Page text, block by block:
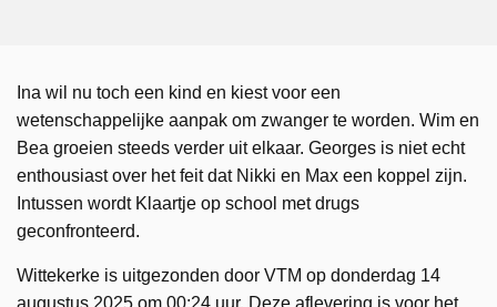
Ina wil nu toch een kind en kiest voor een
wetenschappelijke aanpak om zwanger te worden. Wim en
Bea groeien steeds verder uit elkaar. Georges is niet echt
enthousiast over het feit dat Nikki en Max een koppel zijn.
Intussen wordt Klaartje op school met drugs
geconfronteerd.
Wittekerke is uitgezonden door VTM op donderdag 14
augustus 2025 om 00:24 uur. Deze aflevering is voor het